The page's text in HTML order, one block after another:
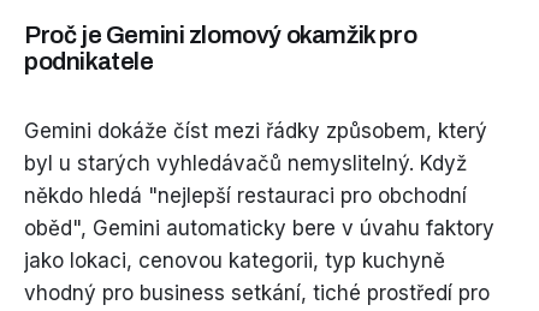
Proč je Gemini zlomový okamžik pro
podnikatele
Gemini dokáže číst mezi řádky způsobem, který
byl u starých vyhledávačů nemyslitelný. Když
někdo hledá "nejlepší restauraci pro obchodní
oběd", Gemini automaticky bere v úvahu faktory
jako lokaci, cenovou kategorii, typ kuchyně
vhodný pro business setkání, tiché prostředí pro